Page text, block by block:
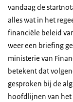
vandaag de
alles wat in het
financiële beleid
weer een briefing
ministerie van
betekent dat
gesproken bij de
hoofdlijnen van